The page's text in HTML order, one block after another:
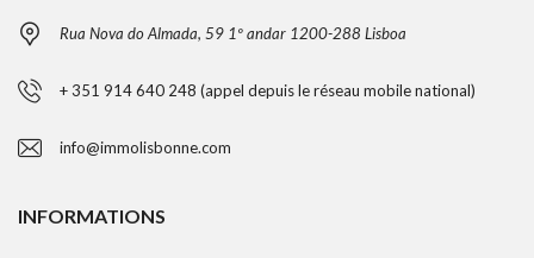
Rua Nova do Almada, 59 1º andar 1200-288 Lisboa
+ 351 914 640 248 (appel depuis le réseau mobile national)
info@immolisbonne.com
INFORMATIONS